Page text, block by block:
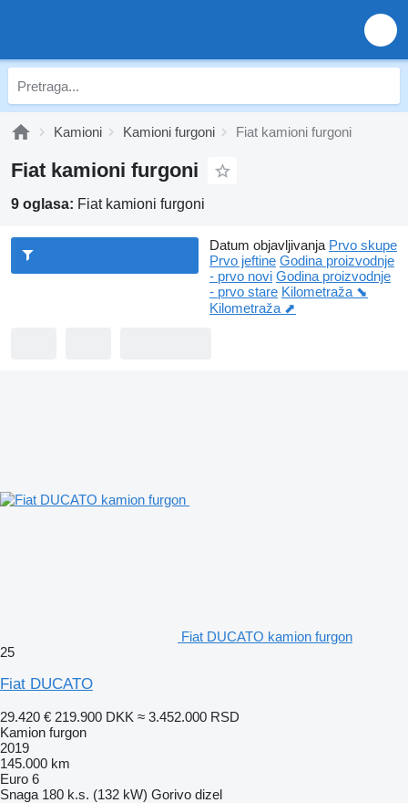
Kamioni Kamioni furgoni Fiat kamioni furgoni
Fiat kamioni furgoni
9 oglasa: Fiat kamioni furgoni
Datum objavljivanja Prvo skupe
Prvo jeftine Godina proizvodnje
- prvo novi Godina proizvodnje
- prvo stare Kilometraža ⬊
Kilometraža ⬈
Fiat DUCATO kamion furgon
25
Fiat DUCATO
29.420 € 219.900 DKK ≈ 3.452.000 RSD
Kamion furgon
2019
145.000 km
Euro 6
Snaga 180 k.s. (132 kW) Gorivo dizel